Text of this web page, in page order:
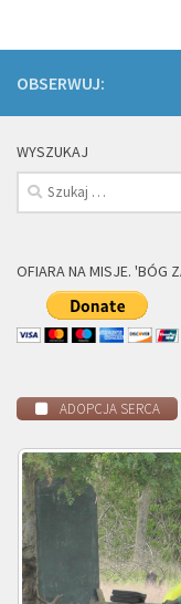
OBSERWUJ:
WYSZUKAJ
Szukaj:
OFIARA NA MISJE. 'BÓG
ADOPCJA SERCA